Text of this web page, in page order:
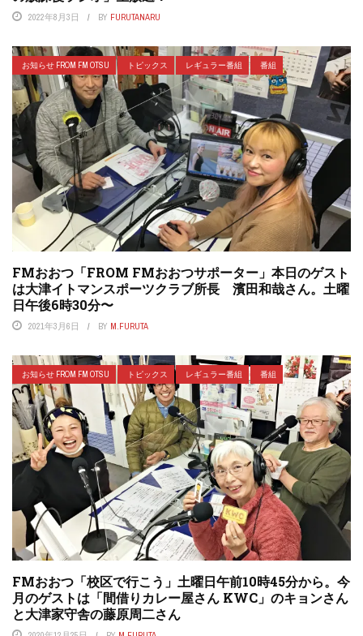
2022年8月3日 BY FURUTANARU
お知らせ FROM FM OTSU トピックス レギュラー番組 番組
FMおおつ「FROM FMおおつサポーター」本日のゲスト
は大津イトマンスポーツクラブ所長 濱田和哉さん。土曜
日午後6時30分〜
2021年3月6日 BY M.FURUTA
お知らせ FROM FM OTSU トピックス レギュラー番組 番組
FMおおつ「校区で行こう」土曜日午前10時45分から。今
月のゲストは「間借りカレー屋さん KWC」のキョンさん
と大津家守舎の藤原周二さん